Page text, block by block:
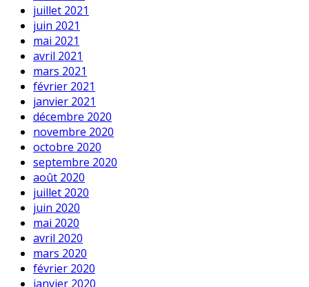
juillet 2021
juin 2021
mai 2021
avril 2021
mars 2021
février 2021
janvier 2021
décembre 2020
novembre 2020
octobre 2020
septembre 2020
août 2020
juillet 2020
juin 2020
mai 2020
avril 2020
mars 2020
février 2020
janvier 2020